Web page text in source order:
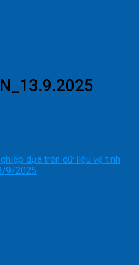
dựa trên dữ liệu vệ tinh
9/2025